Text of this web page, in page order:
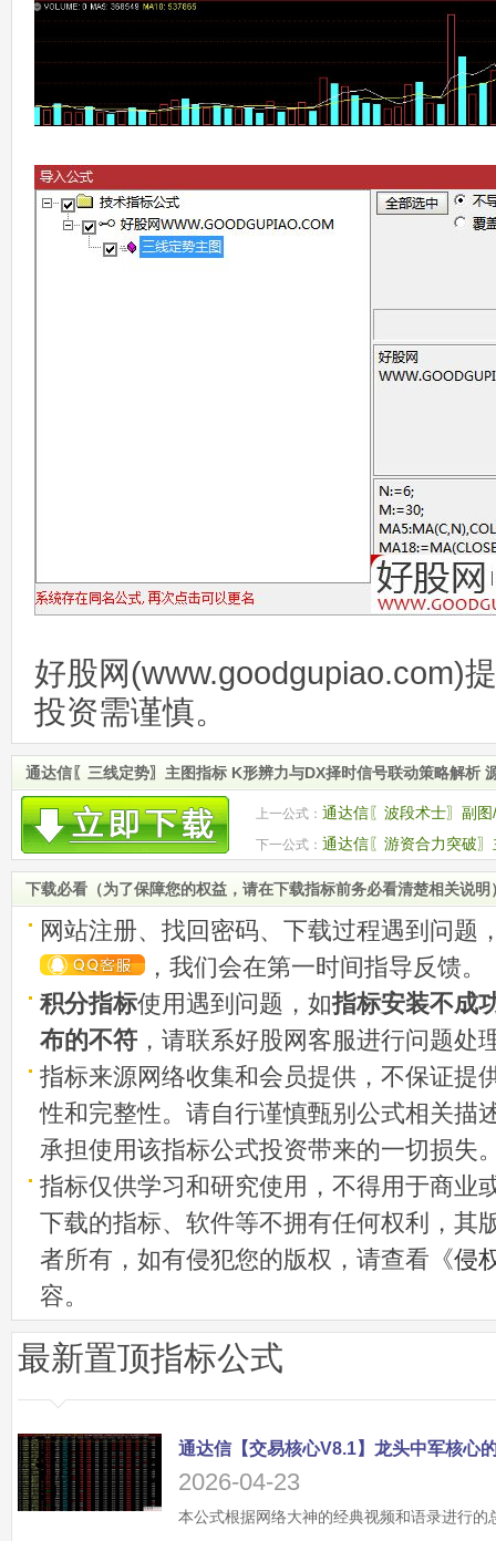
好股网(www.goodgupiao.com)
投资需谨慎。
通达信〖三线定势〗主图指标 K形辨力与DX择时信号联动策略解析
上一公式： 通达信〖波段术士〗副
码无未来
下一公式： 通达信〖游资合力突破
的复合型技术指标
下载必看（为了保障您的权益，请在下载指标前务必看清楚相关说明
网站注册、找回密码、下载过程遇到问题
，我们会在第一时间指导反馈。
积分指标使用遇到问题，如指标安装不成
布的不符 ，请联系好股网客服进行问题处
指标来源网络收集和会员提供，不保证提
性和完整性。请自行谨慎甄别公式相关描
承担使用该指标公式投资带来的一切损失
指标仅供学习和研究使用，不得用于商业
下载的指标、软件等不拥有任何权利，其
者所有，如有侵犯您的版权，请查看《侵
容。
最新置顶指标公式
2026-04-23